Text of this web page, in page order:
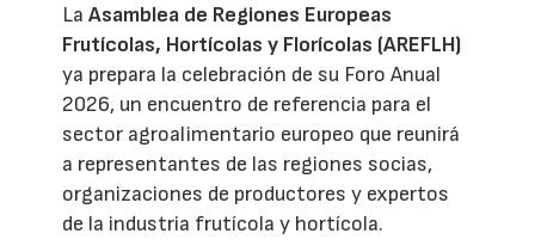
LaAsamblea de Regiones Europeas
Frutícolas, Hortícolas y Florícolas (AREFLH)
ya prepara la celebración de su Foro Anual
2026, un encuentro de referencia para el
sector agroalimentario europeo que reunirá
a representantes de las regiones socias,
organizaciones de productores y expertos
de la industria frutícola y hortícola.